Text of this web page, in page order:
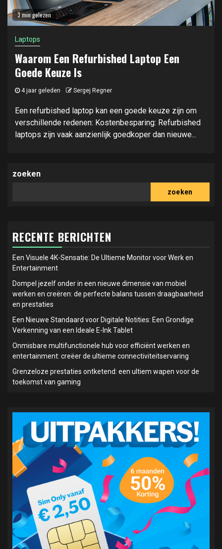
3 min gelezen
Laptops
Waarom Een Refurbished Laptop Een
Goede Keuze Is
4 jaar geleden Sergej Regner
Een refurbished laptop kan een goede keuze zijn om
verschillende redenen: Kostenbesparing: Refurbished
laptops zijn vaak aanzienlijk goedkoper dan nieuwe...
zoeken
zoeken
RECENTE BERICHTEN
Een Visuele 4K-Sensatie: De Ultieme Monitor voor Werk en
Entertainment
Dompel jezelf onder in een nieuwe dimensie van mobiel
werken en creëren: de perfecte balans tussen draagbaarheid
en prestaties
Een Nieuwe Standaard voor Digitale Notities: Een Grondige
Verkenning van een Ideale E-Ink Tablet
Onmisbare multifunctionele hub voor efficiënt werken en
entertainment: creëer de ultieme connectiviteitservaring
Grenzeloze prestaties ontketend: een ultiem wapen voor de
toekomst van gaming